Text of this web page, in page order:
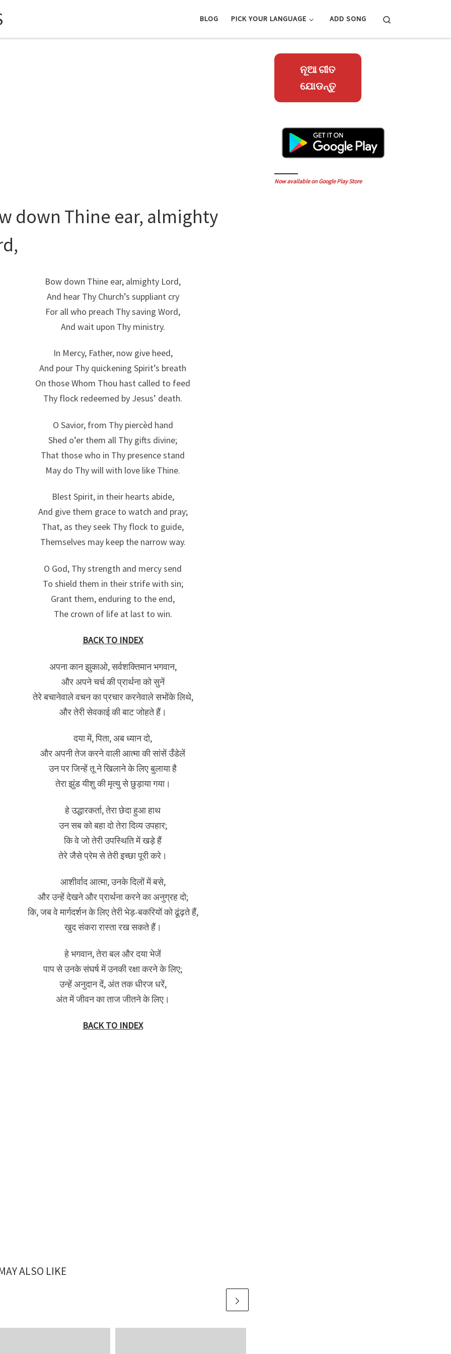
BLOG PICK YOUR LANGUAGE ADD SONG
down Thine ear, almighty
Bow down Thine ear, almighty Lord,
And hear Thy Church’s suppliant cry
For all who preach Thy saving Word,
And wait upon Thy ministry.
In Mercy, Father, now give heed,
And pour Thy quickening Spirit’s breath
On those Whom Thou hast called to feed
Thy flock redeemed by Jesus’ death.
O Savior, from Thy piercèd hand
Shed o’er them all Thy gifts divine;
That those who in Thy presence stand
May do Thy will with love like Thine.
Blest Spirit, in their hearts abide,
And give them grace to watch and pray;
That, as they seek Thy flock to guide,
Themselves may keep the narrow way.
O God, Thy strength and mercy send
To shield them in their strife with sin;
Grant them, enduring to the end,
The crown of life at last to win.
BACK TO INDEX
अपना कान झुकाओ, सर्वशक्तिमान भगवान,
और अपने चर्च की प्रार्थना को सुनें
तेरे बचानेवाले वचन का प्रचार करनेवाले सभोंके लिथे,
और तेरी सेवकाई की बाट जोहते हैं।
दया में, पिता, अब ध्यान दो,
और अपनी तेज करने वाली आत्मा की सांसें उँडेलें
उन पर जिन्हें तू ने खिलाने के लिए बुलाया है
तेरा झुंड यीशु की मृत्यु से छुड़ाया गया।
हे उद्धारकर्ता, तेरा छेदा हुआ हाथ
उन सब को बहा दो तेरा दिव्य उपहार;
कि वे जो तेरी उपस्थिति में खड़े हैं
तेरे जैसे प्रेम से तेरी इच्छा पूरी करे।
आशीर्वाद आत्मा, उनके दिलों में बसे,
और उन्हें देखने और प्रार्थना करने का अनुग्रह दो;
कि, जब वे मार्गदर्शन के लिए तेरी भेड़-बकरियों को ढूंढ़ते हैं,
खुद संकरा रास्ता रख सकते हैं।
हे भगवान, तेरा बल और दया भेजें
पाप से उनके संघर्ष में उनकी रक्षा करने के लिए;
उन्हें अनुदान दें, अंत तक धीरज धरें,
अंत में जीवन का ताज जीतने के लिए।
BACK TO INDEX
ALSO LIKE
ନୂଆ ଗୀତ
ଯୋଡନ୍ତୁ
Now available on Google Play Store